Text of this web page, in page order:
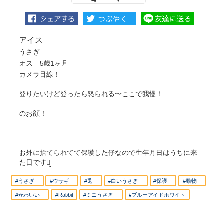
アイス
うさぎ
オス 5歳1ヶ月
カメラ目線！
登りたいけど登ったら怒られる〜ここで我慢！
のお顔！
お外に捨てられてて保護した仔なので生年月日はうちに来
た日ですꪔ̤̮
#うさぎ #ウサギ #兎 #白いうさぎ #保護 #動物
#かわいい #Rabbit #ミニうさぎ #ブルーアイドホワイト